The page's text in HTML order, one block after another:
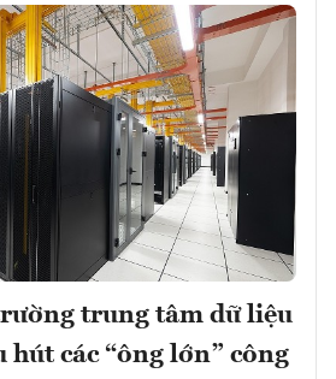
trung tâm dữ liệu
các “ông lớn” công